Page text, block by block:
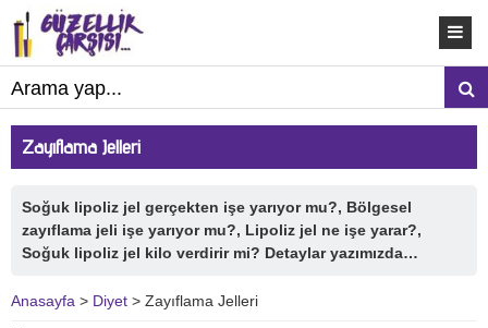
Zayıflama Jelleri
Soğuk lipoliz jel gerçekten işe yarıyor mu?, Bölgesel
zayıflama jeli işe yarıyor mu?, Lipoliz jel ne işe yarar?,
Soğuk lipoliz jel kilo verdirir mi? Detaylar yazımızda…
Anasayfa > Diyet > Zayıflama Jelleri